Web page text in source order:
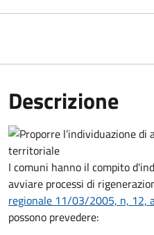
Descrizione
I comuni hanno il compito
avviare processi di
regionale 11/03/2005, n, 12,
possono prevedere: